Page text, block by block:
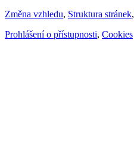
Změna vzhledu, Struktura stránek,
Prohlášení o přístupnosti, Cookies